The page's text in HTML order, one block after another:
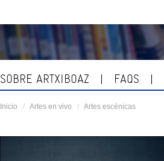
SOBRE ARTXIBOAZ FAQS
Inicio Artes en vivo Artes escénicas